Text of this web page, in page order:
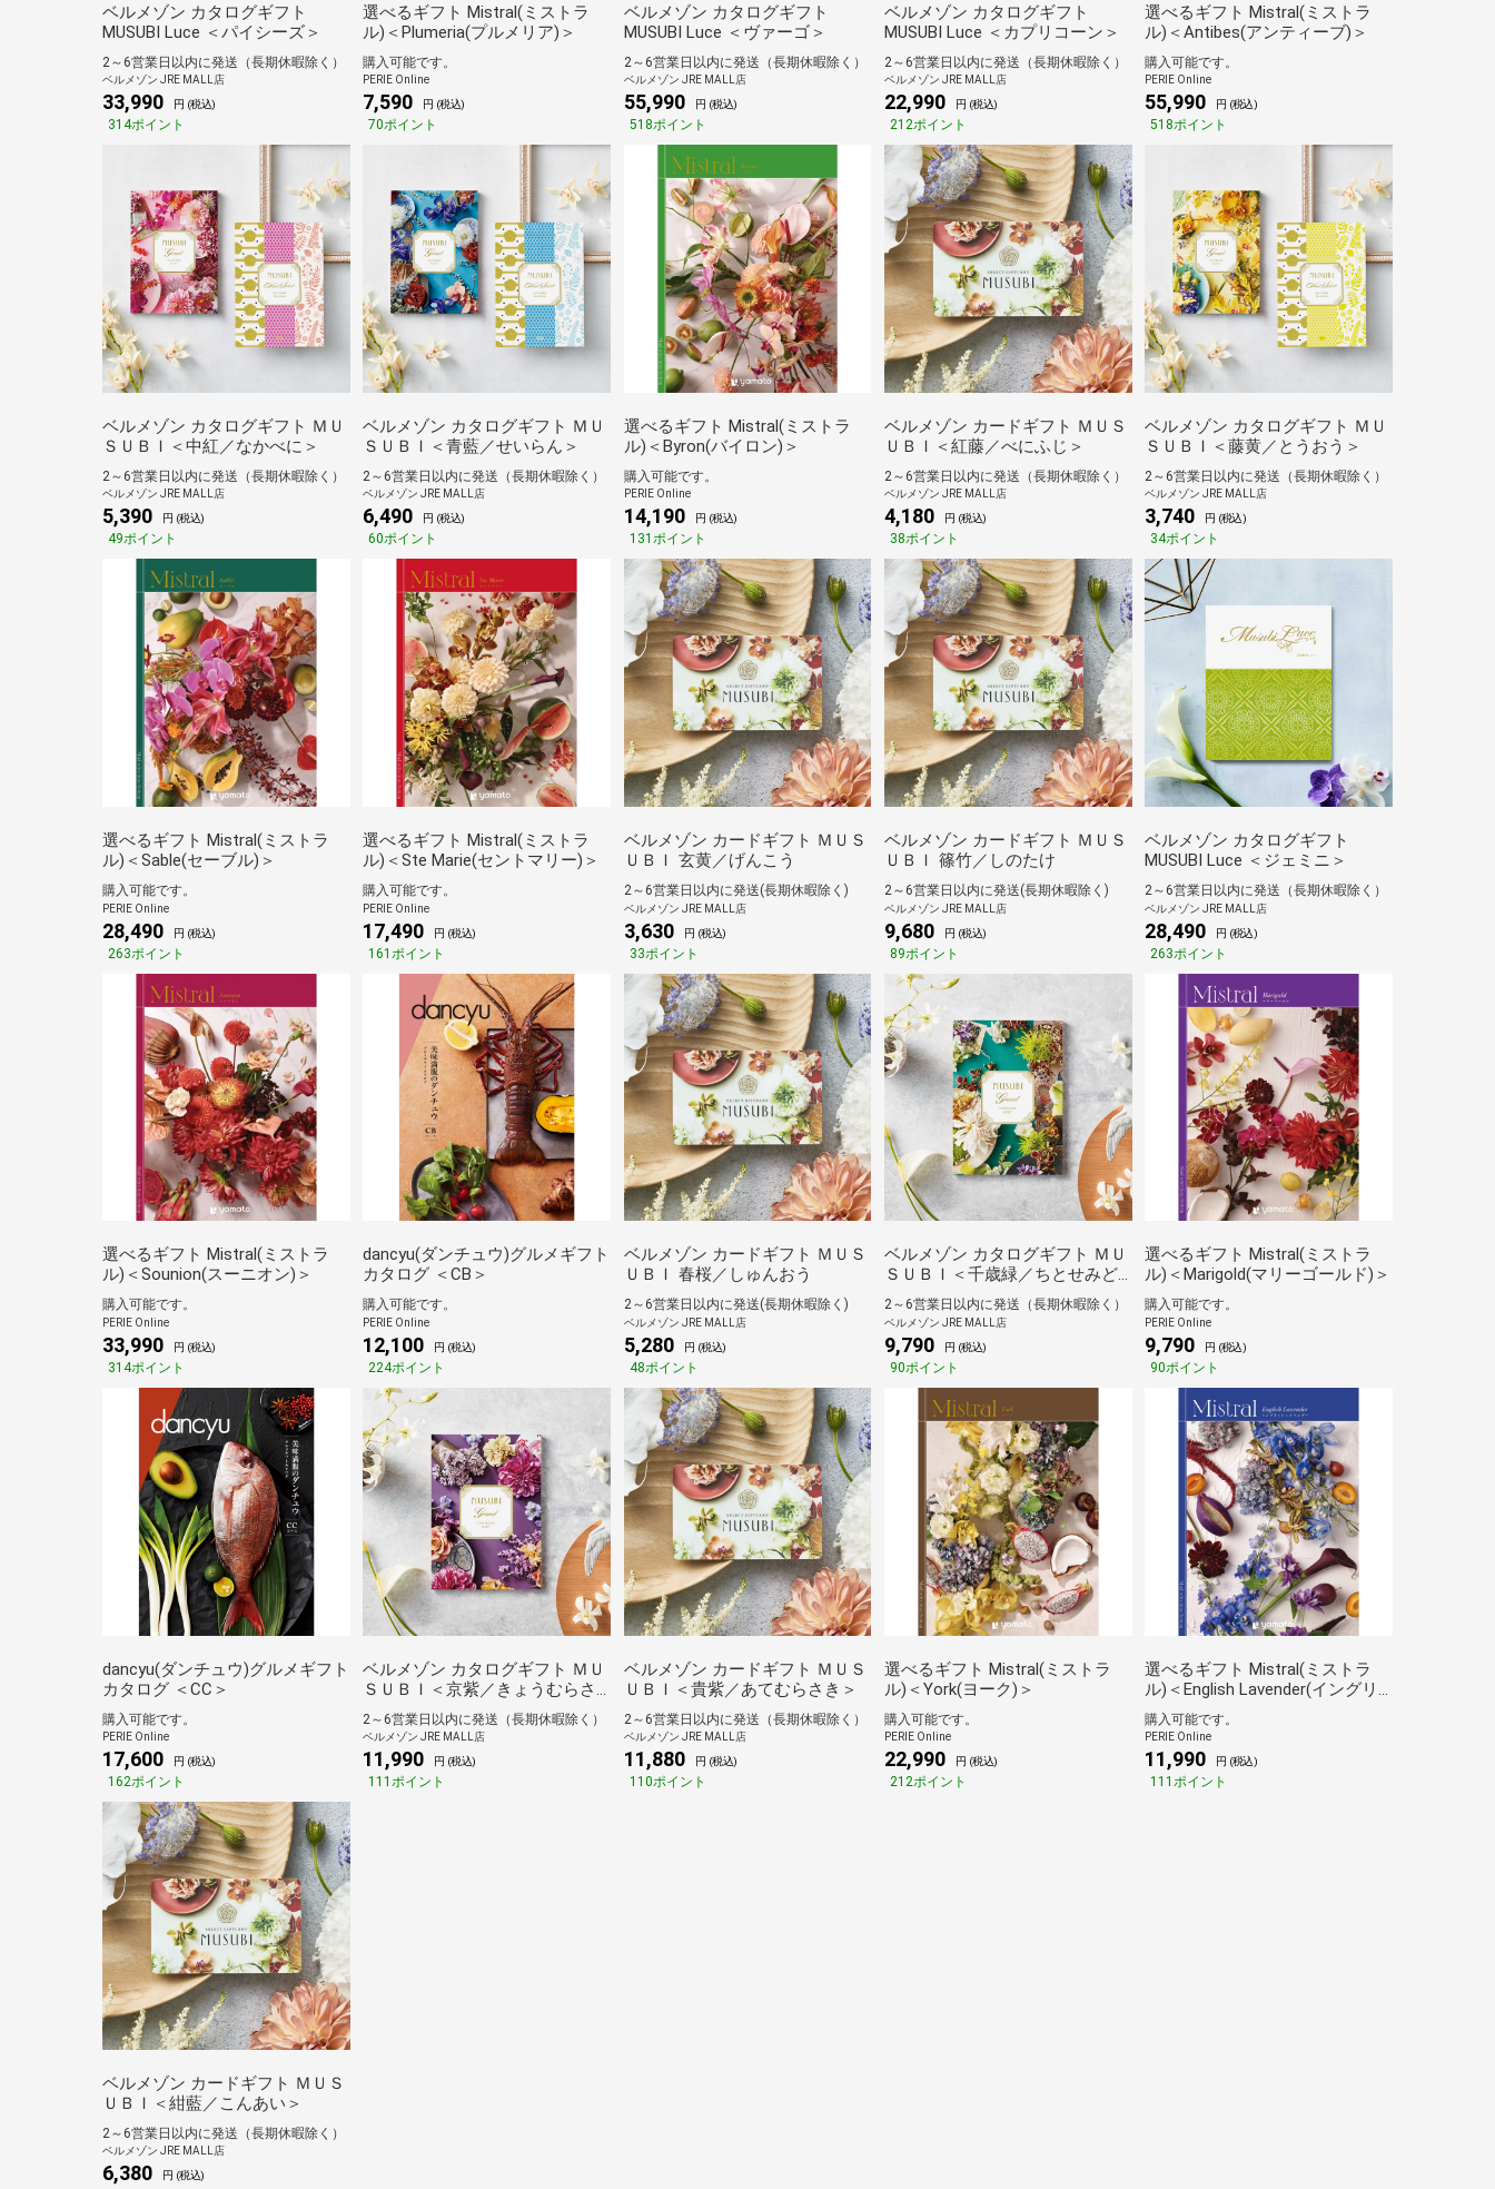
ベルメゾン カタログギフト
MUSUBI Luce ＜パイシーズ＞
2～6営業日以内に発送（長期休暇除く）
ベルメゾン JRE MALL店
33,990 円 (税込)
314ポイント
選べるギフト Mistral(ミストラ
ル)＜Plumeria(プルメリア)＞
購入可能です。
PERIE Online
7,590 円 (税込)
70ポイント
ベルメゾン カタログギフト
MUSUBI Luce ＜ヴァーゴ＞
2～6営業日以内に発送（長期休暇除く）
ベルメゾン JRE MALL店
55,990 円 (税込)
518ポイント
ベルメゾン カタログギフト
MUSUBI Luce ＜カプリコーン＞
2～6営業日以内に発送（長期休暇除く）
ベルメゾン JRE MALL店
22,990 円 (税込)
212ポイント
選べるギフト Mistral(ミストラ
ル)＜Antibes(アンティーブ)＞
購入可能です。
PERIE Online
55,990 円 (税込)
518ポイント
ベルメゾン カタログギフト ＭＵ
ＳＵＢＩ＜中紅／なかべに＞
2～6営業日以内に発送（長期休暇除く）
ベルメゾン JRE MALL店
5,390 円 (税込)
49ポイント
ベルメゾン カタログギフト ＭＵ
ＳＵＢＩ＜青藍／せいらん＞
2～6営業日以内に発送（長期休暇除く）
ベルメゾン JRE MALL店
6,490 円 (税込)
60ポイント
選べるギフト Mistral(ミストラ
ル)＜Byron(バイロン)＞
購入可能です。
PERIE Online
14,190 円 (税込)
131ポイント
ベルメゾン カードギフト ＭＵＳ
ＵＢＩ＜紅藤／べにふじ＞
2～6営業日以内に発送（長期休暇除く）
ベルメゾン JRE MALL店
4,180 円 (税込)
38ポイント
ベルメゾン カタログギフト ＭＵ
ＳＵＢＩ＜藤黄／とうおう＞
2～6営業日以内に発送（長期休暇除く）
ベルメゾン JRE MALL店
3,740 円 (税込)
34ポイント
選べるギフト Mistral(ミストラ
ル)＜Sable(セーブル)＞
購入可能です。
PERIE Online
28,490 円 (税込)
263ポイント
選べるギフト Mistral(ミストラ
ル)＜Ste Marie(セントマリー)＞
購入可能です。
PERIE Online
17,490 円 (税込)
161ポイント
ベルメゾン カードギフト ＭＵＳ
ＵＢＩ 玄黄／げんこう
2～6営業日以内に発送(長期休暇除く)
ベルメゾン JRE MALL店
3,630 円 (税込)
33ポイント
ベルメゾン カードギフト ＭＵＳ
ＵＢＩ 篠竹／しのたけ
2～6営業日以内に発送(長期休暇除く)
ベルメゾン JRE MALL店
9,680 円 (税込)
89ポイント
ベルメゾン カタログギフト
MUSUBI Luce ＜ジェミニ＞
2～6営業日以内に発送（長期休暇除く）
ベルメゾン JRE MALL店
28,490 円 (税込)
263ポイント
選べるギフト Mistral(ミストラ
ル)＜Sounion(スーニオン)＞
購入可能です。
PERIE Online
33,990 円 (税込)
314ポイント
dancyu(ダンチュウ)グルメギフト
カタログ ＜CB＞
購入可能です。
PERIE Online
12,100 円 (税込)
224ポイント
ベルメゾン カードギフト ＭＵＳ
ＵＢＩ 春桜／しゅんおう
2～6営業日以内に発送(長期休暇除く)
ベルメゾン JRE MALL店
5,280 円 (税込)
48ポイント
ベルメゾン カタログギフト ＭＵ
ＳＵＢＩ＜千歳緑／ちとせみど
り＞
2～6営業日以内に発送（長期休暇除く）
ベルメゾン JRE MALL店
9,790 円 (税込)
90ポイント
選べるギフト Mistral(ミストラ
ル)＜Marigold(マリーゴールド)＞
購入可能です。
PERIE Online
9,790 円 (税込)
90ポイント
dancyu(ダンチュウ)グルメギフト
カタログ ＜CC＞
購入可能です。
PERIE Online
17,600 円 (税込)
162ポイント
ベルメゾン カタログギフト ＭＵ
ＳＵＢＩ＜京紫／きょうむらさ
き＞
2～6営業日以内に発送（長期休暇除く）
ベルメゾン JRE MALL店
11,990 円 (税込)
111ポイント
ベルメゾン カードギフト ＭＵＳ
ＵＢＩ＜貴紫／あてむらさき＞
2～6営業日以内に発送（長期休暇除く）
ベルメゾン JRE MALL店
11,880 円 (税込)
110ポイント
選べるギフト Mistral(ミストラ
ル)＜York(ヨーク)＞
購入可能です。
PERIE Online
22,990 円 (税込)
212ポイント
選べるギフト Mistral(ミストラ
ル)＜English Lavender(イングリ
ッシュラベンダー)＞
購入可能です。
PERIE Online
11,990 円 (税込)
111ポイント
ベルメゾン カードギフト ＭＵＳ
ＵＢＩ＜紺藍／こんあい＞
2～6営業日以内に発送（長期休暇除く）
ベルメゾン JRE MALL店
6,380 円 (税込)